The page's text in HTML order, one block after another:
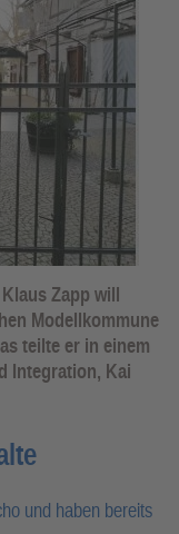
Zapp will
Modellkommune
teilte er in einem
Integration, Kai
und haben bereits